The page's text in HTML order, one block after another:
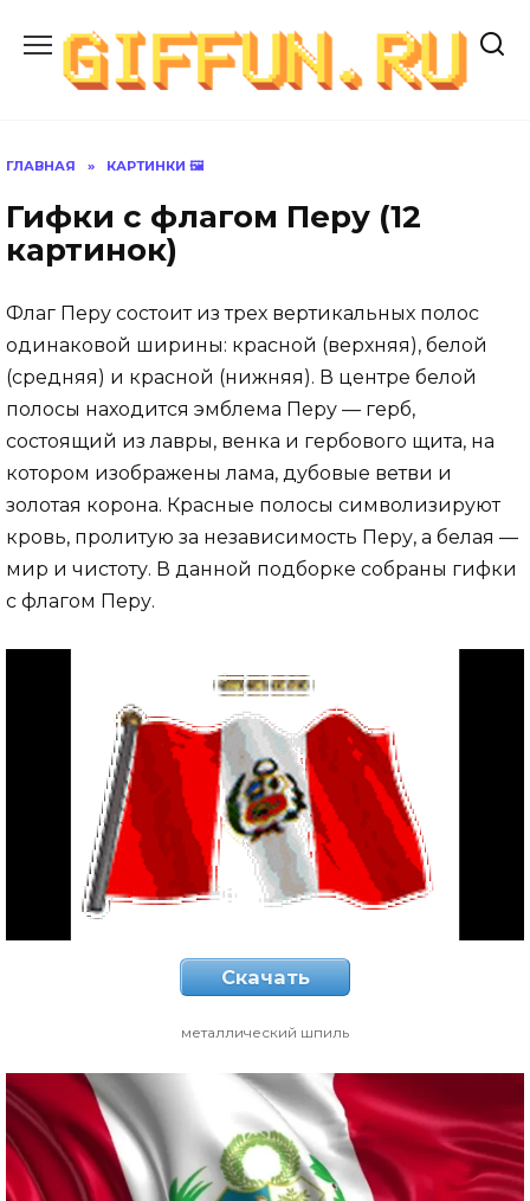
содержанию
ГЛАВНАЯ » КАРТИНКИ 🖼
Гифки с флагом Перу (12
картинок)
Флаг Перу состоит из трех вертикальных полос
одинаковой ширины: красной (верхняя), белой
(средняя) и красной (нижняя). В центре белой
полосы находится эмблема Перу — герб,
состоящий из лавры, венка и гербового щита, на
котором изображены лама, дубовые ветви и
золотая корона. Красные полосы символизируют
кровь, пролитую за независимость Перу, а белая —
мир и чистоту. В данной подборке собраны гифки
с флагом Перу.
Скачать
металлический шпиль